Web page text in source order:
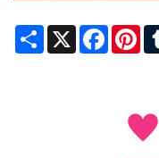
Share X